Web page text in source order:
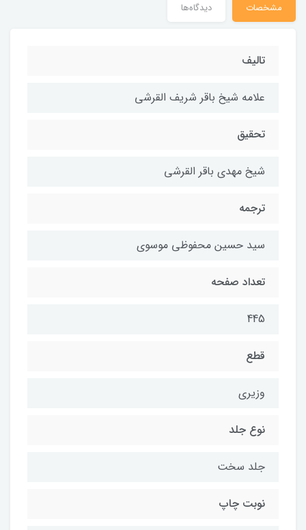
مشخصات دیدگاه‌ها
تالیف
علامه شیخ باقر شریف القرشی
تحقیق
شیخ مهدی باقر القرشی
ترجمه
سید حسین محفوظی موسوی
تعداد صفحه
445
قطع
وزیری
نوع جلد
جلد سخت
نوبت چاپ